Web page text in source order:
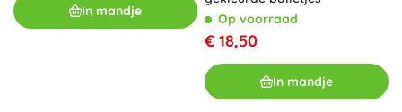
In mandje
Op voorraad
€ 18,50
In mandje